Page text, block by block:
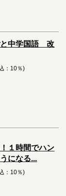
と中学国語 改
：10％)
１時間でハン
になる...
：10％)